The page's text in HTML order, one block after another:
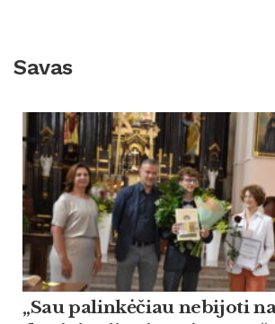
Savas
„Sau palinkėčiau nebijoti